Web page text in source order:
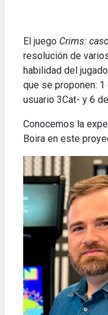
El juego Crims:
resolución de
habilidad del
que se proponen:
usuario 3Cat- y 6
Conocemos la
Boira en este